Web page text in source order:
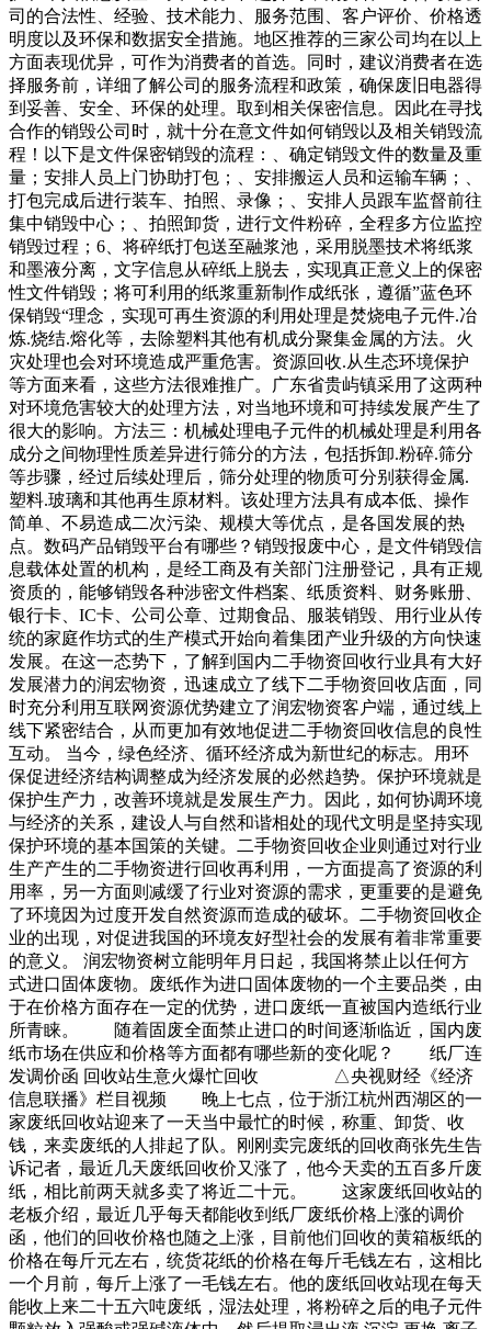
司的合法性、经验、技术能力、服务范围、客户评价、价格透
明度以及环保和数据安全措施。地区推荐的三家公司均在以上
方面表现优异，可作为消费者的首选。同时，建议消费者在选
择服务前，详细了解公司的服务流程和政策，确保废旧电器得
到妥善、安全、环保的处理。取到相关保密信息。因此在寻找
合作的销毁公司时，就十分在意文件如何销毁以及相关销毁流
程！以下是文件保密销毁的流程：、确定销毁文件的数量及重
量；安排人员上门协助打包；、安排搬运人员和运输车辆；、
打包完成后进行装车、拍照、录像；、安排人员跟车监督前往
集中销毁中心；、拍照卸货，进行文件粉碎，全程多方位监控
销毁过程；6、将碎纸打包送至融浆池，采用脱墨技术将纸浆
和墨液分离，文字信息从碎纸上脱去，实现真正意义上的保密
性文件销毁；将可利用的纸浆重新制作成纸张，遵循”蓝色环
保销毁“理念，实现可再生资源的利用处理是焚烧电子元件.冶
炼.烧结.熔化等，去除塑料其他有机成分聚集金属的方法。火
灾处理也会对环境造成严重危害。资源回收.从生态环境保护
等方面来看，这些方法很难推广。广东省贵屿镇采用了这两种
对环境危害较大的处理方法，对当地环境和可持续发展产生了
很大的影响。方法三：机械处理电子元件的机械处理是利用各
成分之间物理性质差异进行筛分的方法，包括拆卸.粉碎.筛分
等步骤，经过后续处理后，筛分处理的物质可分别获得金属.
塑料.玻璃和其他再生原材料。该处理方法具有成本低、操作
简单、不易造成二次污染、规模大等优点，是各国发展的热
点。数码产品销毁平台有哪些？销毁报废中心，是文件销毁信
息载体处置的机构，是经工商及有关部门注册登记，具有正规
资质的，能够销毁各种涉密文件档案、纸质资料、财务账册、
银行卡、IC卡、公司公章、过期食品、服装销毁、用行业从传
统的家庭作坊式的生产模式开始向着集团产业升级的方向快速
发展。在这一态势下，了解到国内二手物资回收行业具有大好
发展潜力的润宏物资，迅速成立了线下二手物资回收店面，同
时充分利用互联网资源优势建立了润宏物资客户端，通过线上
线下紧密结合，从而更加有效地促进二手物资回收信息的良性
互动。 当今，绿色经济、循环经济成为新世纪的标志。用环
保促进经济结构调整成为经济发展的必然趋势。保护环境就是
保护生产力，改善环境就是发展生产力。因此，如何协调环境
与经济的关系，建设人与自然和谐相处的现代文明是坚持实现
保护环境的基本国策的关键。二手物资回收企业则通过对行业
生产产生的二手物资进行回收再利用，一方面提高了资源的利
用率，另一方面则减缓了行业对资源的需求，更重要的是避免
了环境因为过度开发自然资源而造成的破坏。二手物资回收企
业的出现，对促进我国的环境友好型社会的发展有着非常重要
的意义。 润宏物资树立能明年月日起，我国将禁止以任何方
式进口固体废物。废纸作为进口固体废物的一个主要品类，由
于在价格方面存在一定的优势，进口废纸一直被国内造纸行业
所青睐。 随着固废全面禁止进口的时间逐渐临近，国内废
纸市场在供应和价格等方面都有哪些新的变化呢？ 纸厂连
发调价函 回收站生意火爆忙回收 △央视财经《经济
信息联播》栏目视频 晚上七点，位于浙江杭州西湖区的一
家废纸回收站迎来了一天当中最忙的时候，称重、卸货、收
钱，来卖废纸的人排起了队。刚刚卖完废纸的回收商张先生告
诉记者，最近几天废纸回收价又涨了，他今天卖的五百多斤废
纸，相比前两天就多卖了将近二十元。 这家废纸回收站的
老板介绍，最近几乎每天都能收到纸厂废纸价格上涨的调价
函，他们的回收价格也随之上涨，目前他们回收的黄箱板纸的
价格在每斤元左右，统货花纸的价格在每斤毛钱左右，这相比
一个月前，每斤上涨了一毛钱左右。他的废纸回收站现在每天
能收上来二十五六吨废纸，湿法处理，将粉碎之后的电子元件